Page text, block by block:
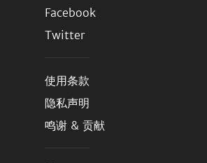
Facebook
Twitter
使用条款
隐私声明
鸣谢 & 贡献